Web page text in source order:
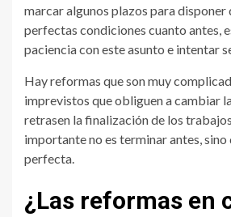
marcar algunos plazos para disponer
perfectas condiciones cuanto antes,
paciencia con este asunto e intentar
Hay reformas que son muy
imprevistos que obliguen a cambiar
retrasen la finalización de los
importante no es terminar antes, sino
perfecta.
¿Las reformas en